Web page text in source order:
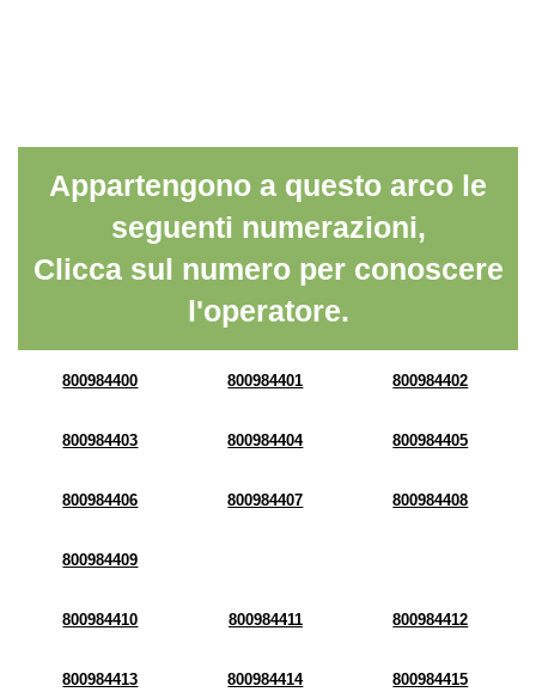
Appartengono a questo arco le
seguenti numerazioni,
Clicca sul numero per conoscere
l'operatore.
800984400 800984401 800984402
800984403 800984404 800984405
800984406 800984407 800984408
800984409
800984410 800984411 800984412
800984413 800984414 800984415